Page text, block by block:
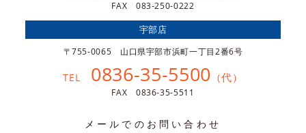
FAX 083-250-0222
宇部店
〒755-0065 山口県宇部市浜町一丁目2番6号
TEL 0836-35-5500 （代）
FAX 0836-35-5511
メールでのお問い合わせ